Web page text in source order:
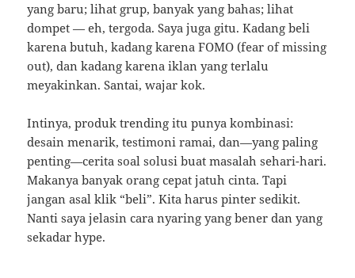
yang baru; lihat grup, banyak yang bahas; lihat
dompet — eh, tergoda. Saya juga gitu. Kadang beli
karena butuh, kadang karena FOMO (fear of missing
out), dan kadang karena iklan yang terlalu
meyakinkan. Santai, wajar kok.
Intinya, produk trending itu punya kombinasi:
desain menarik, testimoni ramai, dan—yang paling
penting—cerita soal solusi buat masalah sehari-hari.
Makanya banyak orang cepat jatuh cinta. Tapi
jangan asal klik “beli”. Kita harus pinter sedikit.
Nanti saya jelasin cara nyaring yang bener dan yang
sekadar hype.